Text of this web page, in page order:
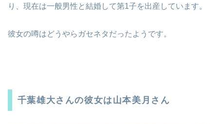
り、現在は一般男性と結婚して第1子を出産しています。
彼女の噂はどうやらガセネタだったようです。
千葉雄大さんの彼女は山本美月さん